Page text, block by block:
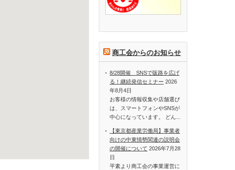
商工会からのお知らせ
8/28開催 SNSで販路を広げ
る！継続発信セミナー 2026
年8月4日
お客様の情報収集や店舗選び
は、スマートフォンやSNSが
中心になっています。 どん...
【東京都産業労働局】事業者
向けの中東情勢関連の説明会
の開催について 2026年7月28
日
平素より商工会の事業運営に